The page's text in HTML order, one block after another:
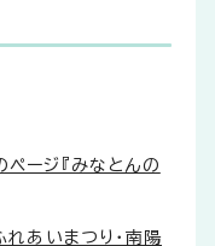
ージ『みなとんの
あいまつり・南陽